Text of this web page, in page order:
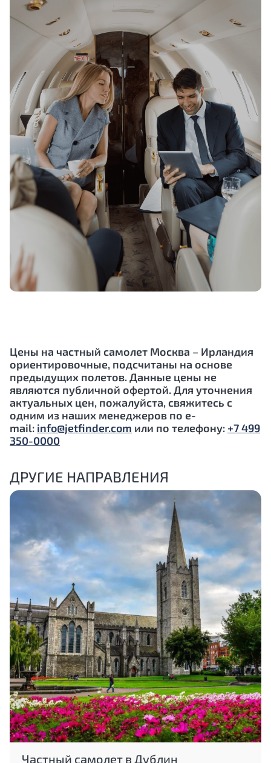
Цены на частный самолет Москва – Ирландия
ориентировочные, подсчитаны на основе
предыдущих полетов. Данные цены не
являются публичной офертой. Для уточнения
актуальных цен, пожалуйста, свяжитесь с
одним из наших менеджеров по e-
mail: info@jetfinder.com или по телефону:+7 499
350-0000
ДРУГИЕ НАПРАВЛЕНИЯ
Частный самолет в Дублин